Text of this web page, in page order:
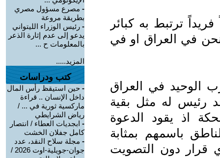
ترتبط به كبائر
نحن في العراق او في
الوحيد في العراق
رئيس له مثل بقية
اذ يقود الدعوة
باسمهم بمثابة
قرار دون التصويت
- مصرع مسؤول مصري
بطريقة مروعة
- رئيس الوزراء الليتواني
يدعو إلى عدم إثارة الذعر
بالمعلومات ح ...
المزيد.....
كتب ودراسات
- حين استيقظ رأس المال
داخل الإنسان .. قراءة
ماركسية ثورية في ... /
رياض الشرايطي
- ابجديات العطاء / انتصار
كامل جفلان الخشت
- مجلة سلاح النقد، عدد
جوان-جويلية-اوت 2026 /